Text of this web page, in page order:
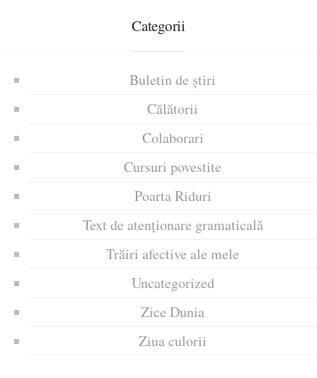
Categorii
Buletin de știri
Călătorii
Colaborari
Cursuri povestite
Poarta Riduri
Text de atenționare gramaticală
Trăiri afective ale mele
Uncategorized
Zice Dunia
Ziua culorii